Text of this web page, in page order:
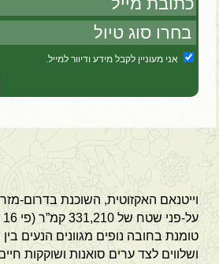
אני מעוניין לקבל מידע ודיוור למייל.
וייטנאם האקזוטית, השוכנת בדרום-
טומנת בחובה נופים מגוונים הנעים בין
ושלווים לצד ערים סואנות ושוקקות